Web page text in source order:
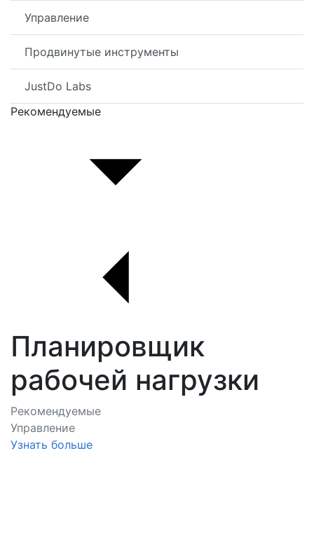
Управление
Продвинутые инструменты
JustDo Labs
Рекомендуемые
Планировщик
рабочей нагрузки
Рекомендуемые
Управление
Узнать больше